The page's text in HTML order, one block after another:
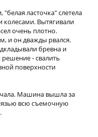
ласточка" слетела
колесами. Вытягивали
очень плотно.
и он дважды рвался.
бревна и
решение - свалить
поверхности
Машина вышла за
всю съемочную